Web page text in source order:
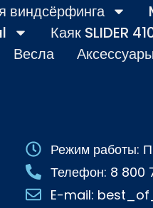
виндсёрфинга
Каяк SLIDER
Весла
Аксессуары
Режим работы:
Телефон: 8 800
E-mail: